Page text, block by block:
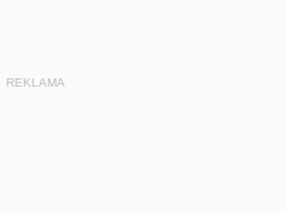
REKLAMA